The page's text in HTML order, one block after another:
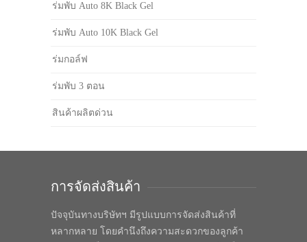
ร่มพับ Auto 8K Black Gel
ร่มพับ Auto 10K Black Gel
ร่มกอล์ฟ
ร่มพับ 3 ตอน
สินค้าผลิตด่วน
การจัดส่งสินค้า
ปัจจุบันทางบริษัทฯ มีรูปแบบการจัดส่งสินค้าที่
หลากหลาย โดยคำนึงถึงความสะดวกของลูกค้า